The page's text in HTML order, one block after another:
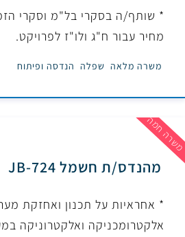
* שותף/ה בסקרי בל"מ וסקרי
מחיר עבור ח"ג ולו"ז לפרויקט.
משרה מלאה שפלה הנדסה ופיתוח
חמה
מהנדס/ת חשמל JB-724
* אחראיות על תכנון ואחזקת
אלקטרומכניקה ואלקטרוניקה